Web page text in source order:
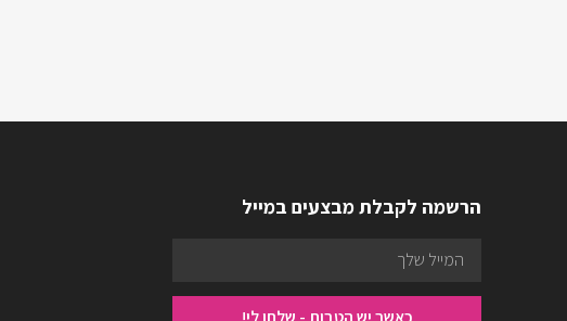
הרשמה לקבלת מבצעים במייל